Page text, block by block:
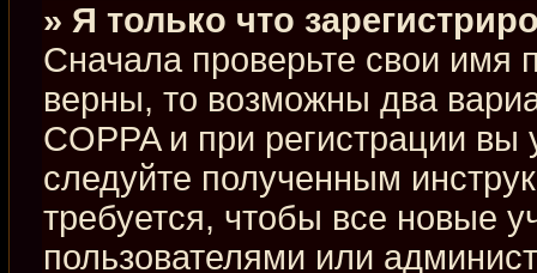
» Я только что
Сначала проверьте свои имя
верны, то возможны два
COPPA и при регистрации
следуйте полученным
требуется, чтобы все новые
пользователями или